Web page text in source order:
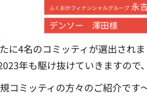
に4名のコミッティが選出され
年も駆け抜けていきますの
コミッティの方々のご紹介です